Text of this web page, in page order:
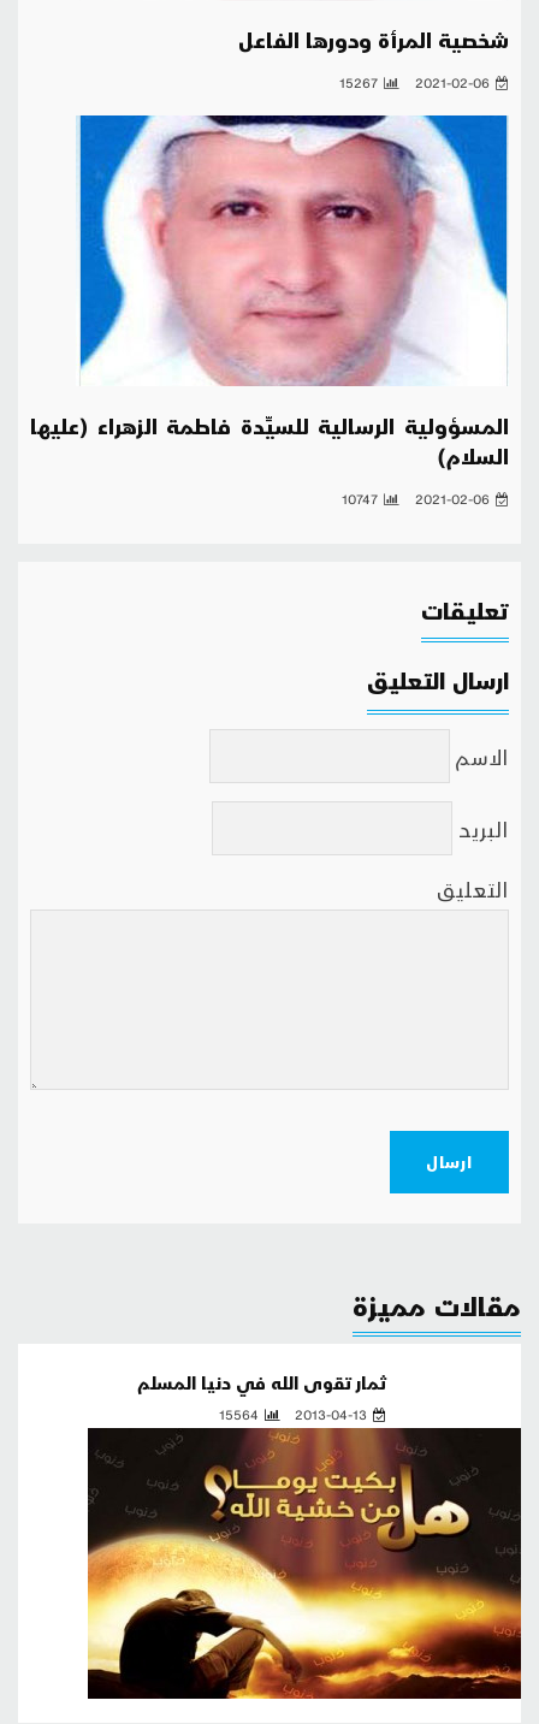
شخصية المرأة ودورها الفاعل
2021-02-06
15267
المسؤولية الرسالية للسيِّدة فاطمة الزهراء (عليها
السلام)
2021-02-06
10747
تعليقات
ارسال التعليق
الاسم
البريد
التعليق
ارسال
مقالات مميزة
ثمار تقوى الله في دنيا المسلم
2013-04-13
15564